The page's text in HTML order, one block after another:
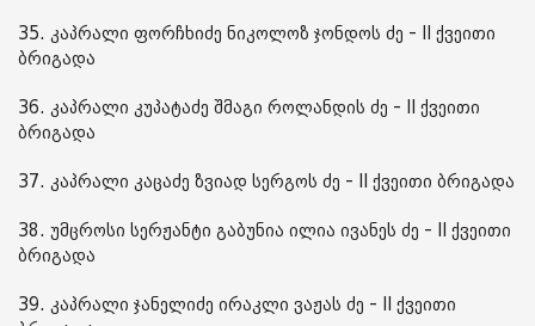
35. კაპრალი ფორჩხიძე ნიკოლოზ ჯონდოს ძე - II ქვეითი
ბრიგადა
36. კაპრალი კუპატაძე შმაგი როლანდის ძე - II ქვეითი
ბრიგადა
37. კაპრალი კაცაძე ზვიად სერგოს ძე - II ქვეითი ბრიგადა
38. უმცროსი სერჟანტი გაბუნია ილია ივანეს ძე - II ქვეითი
ბრიგადა
39. კაპრალი ჯანელიძე ირაკლი ვაჟას ძე - II ქვეითი